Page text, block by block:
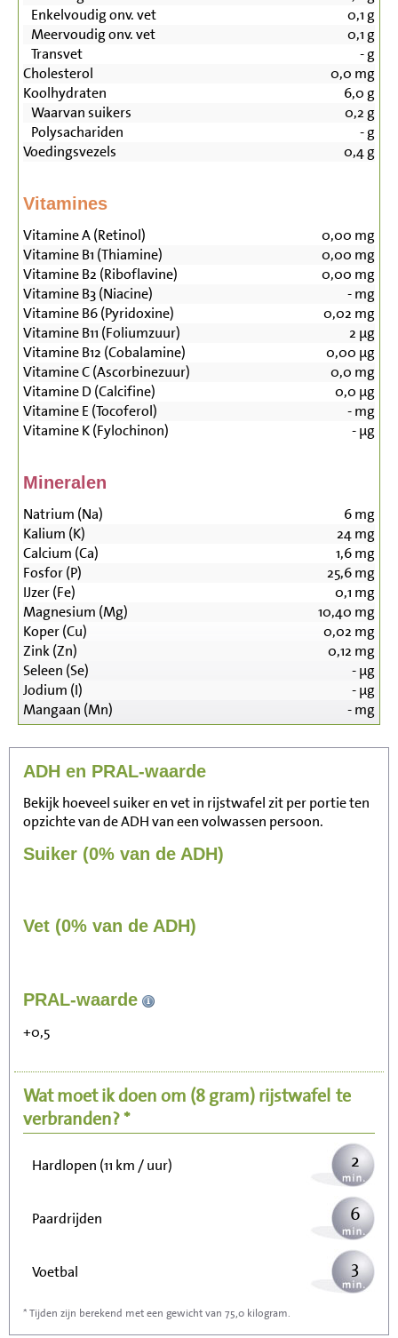
Enkelvoudig onv. vet
0,1 g
Meervoudig onv. vet
0,1 g
Transvet
-g
Cholesterol
0,0 mg
Koolhydraten
6,0 g
Waarvan suikers
0,2 g
Polysachariden
-g
Voedingsvezels
0,4g
Vitamines
Vitamine A (Retinol) 0,00 mg
Vitamine B1 (Thiamine)
0,00 mg
Vitamine B2 (Riboflavine)
0,00 mg
Vitamine B3 (Niacine)
-mg
Vitamine B6 (Pyridoxine)
0,02 mg
Vitamine B11 (Foliumzuur)
2 µg
Vitamine B12 (Cobalamine)
0,00 µg
Vitamine C (Ascorbinezuur)
0,0 mg
Vitamine D (Calcifine)
0,0 µg
Vitamine E (Tocoferol)
-mg
Vitamine K (Fylochinon)
-µg
Mineralen
Natrium (Na) 6mg
Kalium (K)
24mg
Calcium (Ca)
1,6mg
Fosfor (P)
25,6mg
IJzer (Fe)
0,1 mg
Magnesium (Mg)
10,40 mg
Koper (Cu)
0,02 mg
Zink (Zn)
0,12 mg
Seleen (Se)
-µg
Jodium (I)
-µg
Mangaan (Mn)
-mg
ADH en PRAL-waarde
Bekijk hoeveel suiker en vet in rijstwafel zit per portie ten
opzichte van de ADH van een volwassen persoon.
Suiker (0% van de ADH)
Vet (0% van de ADH)
PRAL-waarde
+0,5
Wat moet ik doen om (8 gram)rijstwafel te
verbranden? *
Zitten, tv kijken
Wandelen (5 km/uur)
Hardlopen (11 km / uur) 2
Paardrijden 6
Voetbal 3
Stofzuigen
* Tijden zijn berekend met een gewicht van 75,0 kilogram.